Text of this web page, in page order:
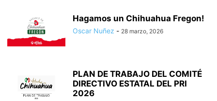
Hagamos un Chihuahua Fregon!
Oscar Nuñez - 28 marzo, 2026
PLAN DE TRABAJO DEL COMITÉ
DIRECTIVO ESTATAL DEL PRI
2026